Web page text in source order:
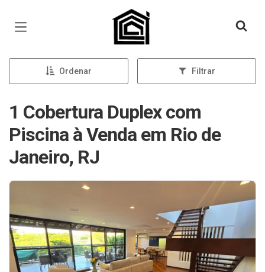
Página inicial
Ordenar Filtrar
1 Cobertura Duplex com
Piscina à Venda em Rio de
Janeiro, RJ